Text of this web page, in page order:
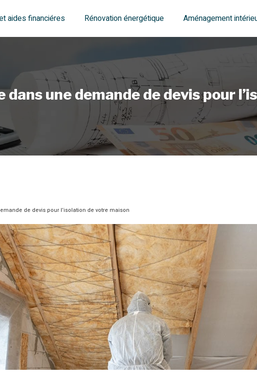
aides financiéres Rénovation énergétique Aménagement
une demande de devis pour
de devis pour l’isolation de votre maison